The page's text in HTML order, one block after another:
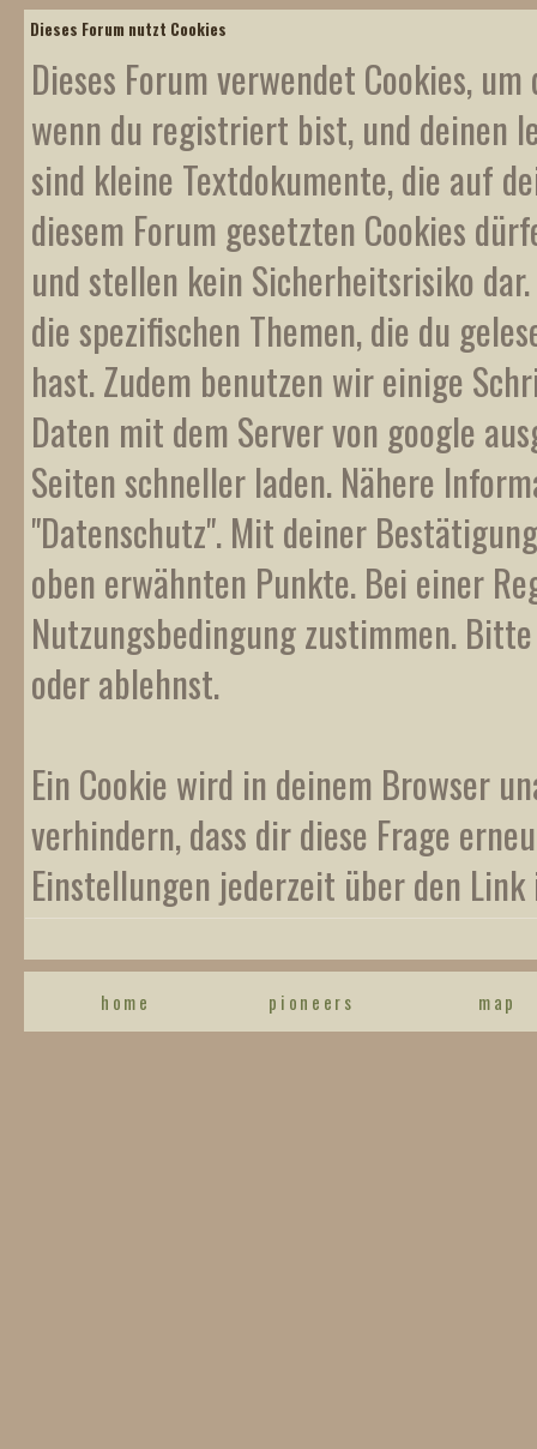
Dieses Forum nutzt Cookies
Dieses Forum verwendet Cookies,
wenn du registriert bist, und deinen
sind kleine Textdokumente, die auf
diesem Forum gesetzten Cookies
und stellen kein Sicherheitsrisiko
die spezifischen Themen, die du
hast. Zudem benutzen wir einige
Daten mit dem Server von google
Seiten schneller laden. Nähere
"Datenschutz". Mit deiner
oben erwähnten Punkte. Bei einer
Nutzungsbedingung zustimmen.
oder ablehnst.
Ein Cookie wird in deinem Browser
verhindern, dass dir diese Frage
Einstellungen jederzeit über den
home pioneers map